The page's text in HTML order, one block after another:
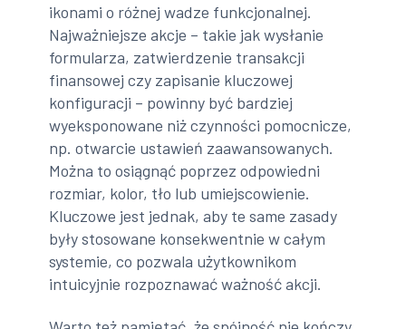
ikonami o różnej wadze funkcjonalnej.
Najważniejsze akcje – takie jak wysłanie
formularza, zatwierdzenie transakcji
finansowej czy zapisanie kluczowej
konfiguracji – powinny być bardziej
wyeksponowane niż czynności pomocnicze,
np. otwarcie ustawień zaawansowanych.
Można to osiągnąć poprzez odpowiedni
rozmiar, kolor, tło lub umiejscowienie.
Kluczowe jest jednak, aby te same zasady
były stosowane konsekwentnie w całym
systemie, co pozwala użytkownikom
intuicyjnie rozpoznawać ważność akcji.